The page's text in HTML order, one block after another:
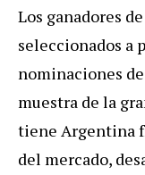
Los ganadores
seleccionados a
nominaciones
muestra de la
tiene Argentina
del mercado,